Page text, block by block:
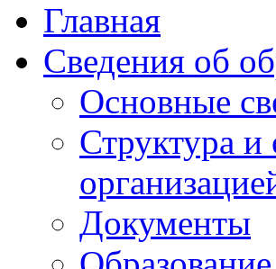
Главная
Сведения об
Основные
Структура и
Документы